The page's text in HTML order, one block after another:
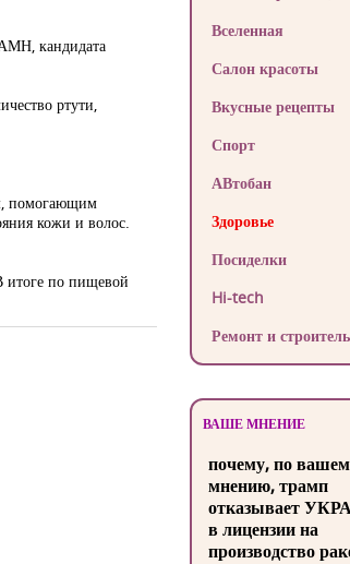
кандидата
ртути,
помогающим
кожи и волос.
итоге по пищевой
Вселенная
Салон красоты
Вкусные рецепты
Спорт
АВтобан
Здоровье
Посиделки
Hi-tech
Ремонт и
ВАШЕ МНЕНИЕ
почему, по
мнению, трамп
отказывает
в лицензии на
производство